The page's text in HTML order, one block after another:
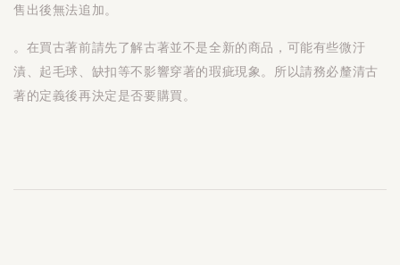
售出後無法追加。
。在買古著前請先了解古著並不是全新的商品，可能有些微汙
漬、起毛球、缺扣等不影響穿著的瑕疵現象。所以請務必釐清古
著的定義後再決定是否要購買。